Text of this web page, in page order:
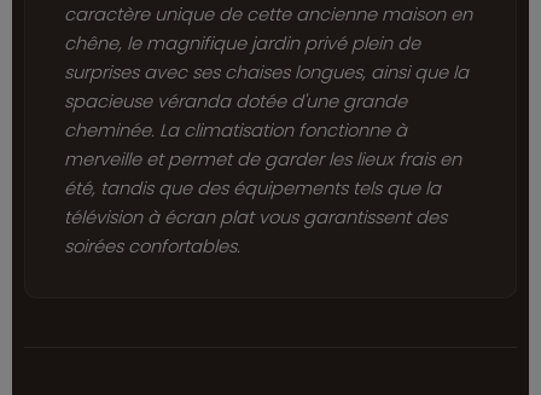
caractère unique de cette ancienne maison en
chêne, le magnifique jardin privé plein de
surprises avec ses chaises longues, ainsi que la
spacieuse véranda dotée d'une grande
cheminée. La climatisation fonctionne à
merveille et permet de garder les lieux frais en
été, tandis que des équipements tels que la
télévision à écran plat vous garantissent des
soirées confortables.